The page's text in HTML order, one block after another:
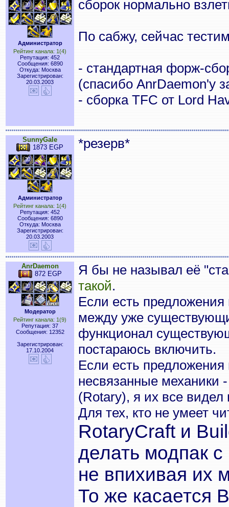
Администратор
Рейтинг канала: 1(4)
Репутация: 452
Сообщения: 6890
Откуда: Москва
Зарегистрирован:
20.03.2003
сборок нормально
По сабжу, сейчас
- стандартная форж-
(спасибо AnrDaemon'у
- сборка TFC от Lord
SunnyGale
1873 EGP
Администратор
Рейтинг канала: 1(4)
Репутация: 452
Сообщения: 6890
Откуда: Москва
Зарегистрирован:
20.03.2003
*резерв*
AnrDaemon
872 EGP
Модератор
Рейтинг канала: 1(9)
Репутация: 37
Сообщения: 12352
Зарегистрирован:
17.10.2004
Я бы не называл её
такой.
Если есть
между уже
функционал
постараюсь включить.
Если есть
несвязанные механики
(Rotary), я их все видел
Для тех, кто не умеет
RotaryCraft и
делать модпак
не впихивая их
То же касается